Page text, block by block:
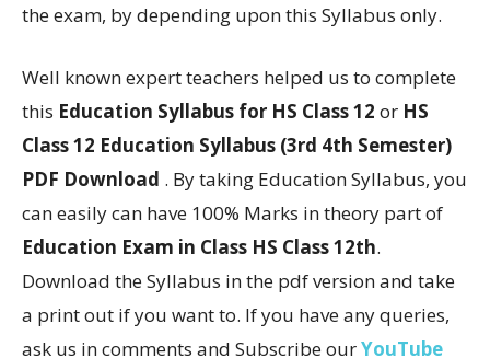
the exam, by depending upon this Syllabus only.
Well known expert teachers helped us to complete
this Education Syllabus for HS Class 12 or HS
Class 12 Education Syllabus (3rd 4th Semester)
PDF Download . By taking Education Syllabus, you
can easily can have 100% Marks in theory part of
Education Exam in Class HS Class 12th.
Download the Syllabus in the pdf version and take
a print out if you want to. If you have any queries,
ask us in comments and Subscribe ourYouTube